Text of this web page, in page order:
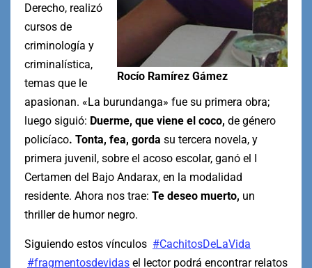
Rocío Ramírez Gámez
Derecho, realizó
cursos de
criminología y
criminalística,
temas que le
apasionan. «La burundanga» fue su primera obra;
luego siguió: Duerme, que viene el coco, de género
policíaco. Tonta, fea, gorda su tercera novela, y
primera juvenil, sobre el acoso escolar, ganó el I
Certamen del Bajo Andarax, en la modalidad
residente. Ahora nos trae: Te deseo muerto, un
thriller de humor negro.
Siguiendo estos vínculos #CachitosDeLaVida
#fragmentosdevidas el lector podrá encontrar relatos